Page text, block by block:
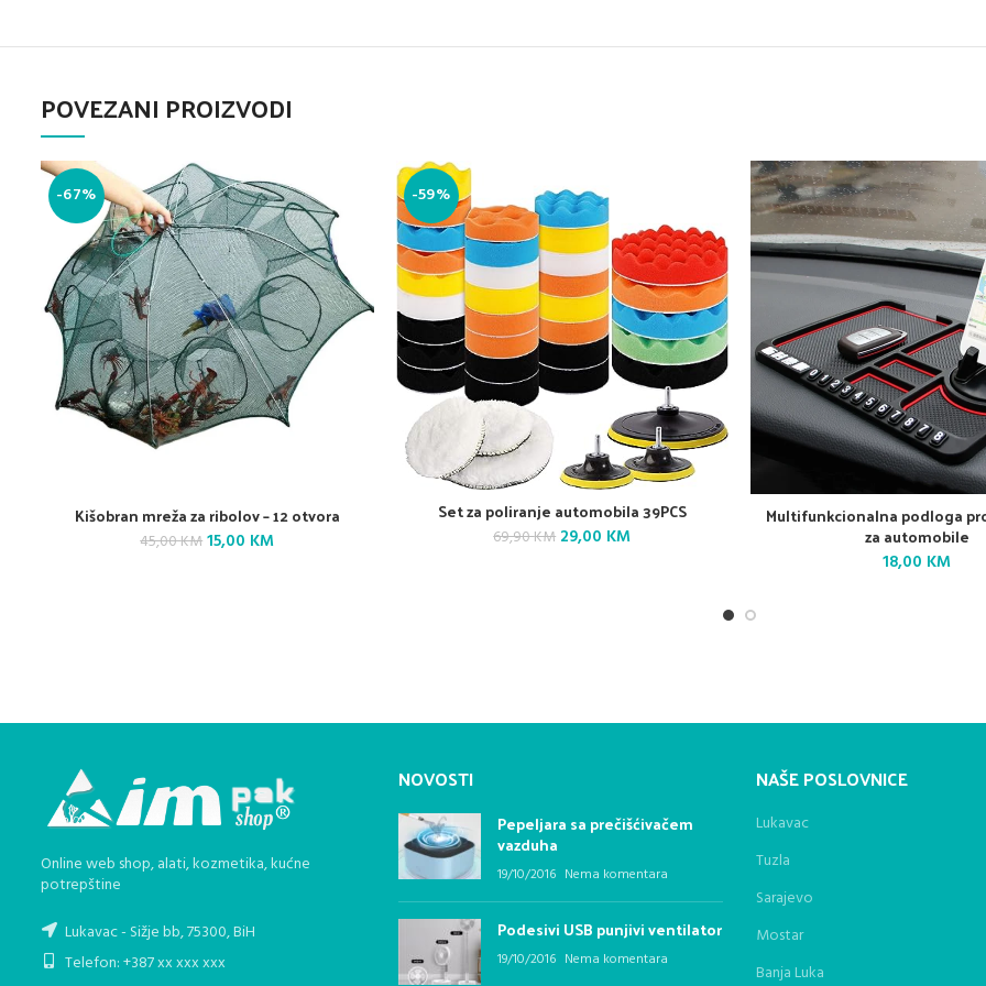
POVEZANI PROIZVODI
-67%
Kišobran mreža za ribolov – 12 otvora
45,00KMOriginal
15,00 KMCurrent
-59%
Set za poliranje automobila 39PCS
69,90KM Original
29,00 KMCurrent
Multifunkcionalna podloga
za automobile
18,00 KM
Online web shop, alati, kozmetika, kućne
potrepštine
Lukavac - Sižje bb, 75300, BiH
Telefon: +387 xx xxx xxx
NOVOSTI
Pepeljara sa prečišćivačem
vazduha
19/10/2016 Nema komentara
Podesivi USB punjivi ventilator
19/10/2016 Nema komentara
NAŠE POSLOVNICE
Lukavac
Tuzla
Sarajevo
Mostar
Banja Luka